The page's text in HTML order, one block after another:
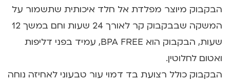
הבקבוק מיוצר מפלדת אל חלד איכותית שתשמור על
המשקה שבבקבוק קר לאורך 24 שעות וחם במשך 12
שעות, הבקבוק הוא BPA FREE, עמיד בפני דליפות
ואטום לחלוטין.
הבקבוק כולל רצועת בד דמוי עור טבעוני לאחיזה נוחה